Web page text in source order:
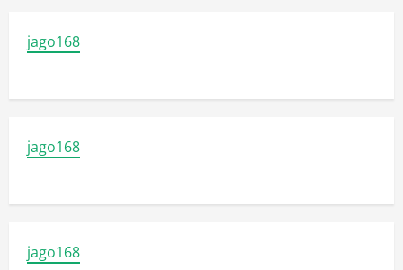
jago168
jago168
jago168